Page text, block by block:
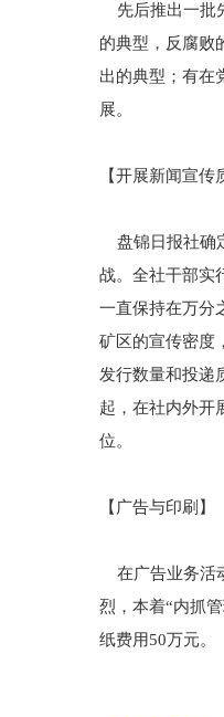
先后推出一批
的典型，反腐败
出的典型；有在
展。
【开展新闻宣传
盘锦日报社确
战。全社干部实
一直保持在万分
矿区的宣传密度
发行数量和投递
起，在社内外开
位。
【广告与印刷】
在广告业务活
烈，本着“内抓
纸费用50万元。